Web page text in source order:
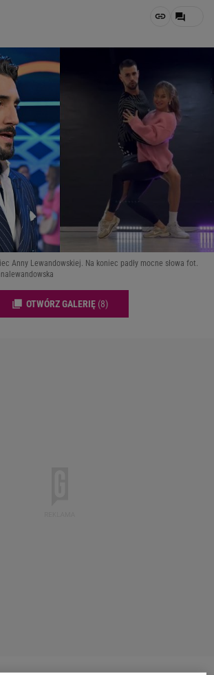
Anny Lewandowskiej. Na koniec padły mocne słowa fot.
OTWÓRZ GALERIĘ (8)